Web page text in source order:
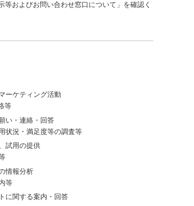
およびお問い合わせ窓口について」を確認く
ーケティング活動
等
い・連絡・回答
状況・満足度等の調査等
試用の提供
情報分析
等
に関する案内・回答